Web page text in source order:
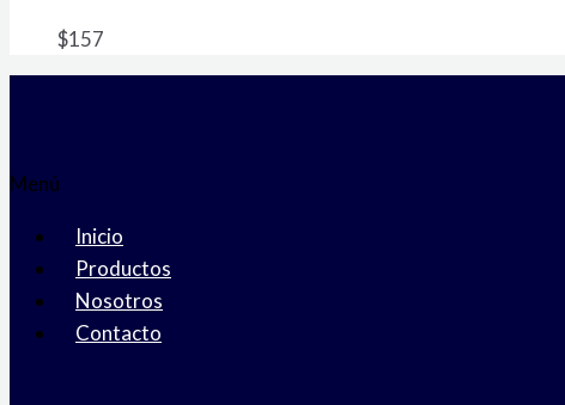
$157
Menú
Inicio
Productos
Nosotros
Contacto